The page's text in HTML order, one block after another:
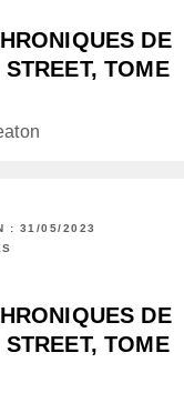
DE
STREET, TOME
: 31/05/2023
DE
STREET, TOME